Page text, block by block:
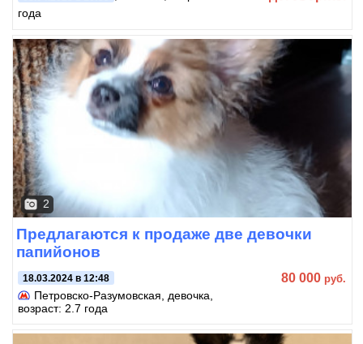
года
2
Предлагаются к продаже две девочки
папийонов
18.03.2024 в 12:48
Петровско-Разумовская , девочка,
возраст: 2.7 года
80 000 руб.